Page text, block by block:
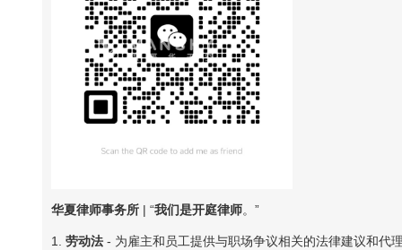
华夏律师事务所 | “我们是开庭律师。”
1. 劳动法 - 为雇主和员工提供与职场争议相关的法律建议和代